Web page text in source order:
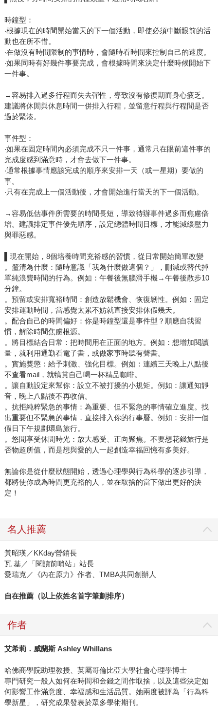
時鐘型：
‧根據現在的時間開始當天的下一個活動，即使必須中斷眼前的活
動也在所不惜。
‧在做沒有時間限制的事情時，會隨時看時間來控制自己的速度。
‧如果同時有好幾件事要完成，會根據時間來決定什麼時候開始下
一件事。
→容易排入過多行程而失去彈性，導致沒有修復期而身心疲乏。
建議將休閒與休息時間一併排入行程，並留意行程與行程間是否
過於緊湊。
事件型：
‧如果在固定時間內必須完成不只一件事，通常只在眼前這件事的
完成度感到滿意時，才會去做下一件事。
‧通常根據事情應該完成的順序來安排一天（或一星期）要做的
事。
‧只有在完成上一個活動後，才會開始進行當天的下一個活動。
→容易低估事件所需要的時間長短，導致待辦事件過多而焦慮倍
增。建議排定事件優先順序，設定總體時間目標，才能減緩壓力
與罪惡感。
▌現在開始，8個培養時間充裕感的習慣，從日常開始簡單改變
。釐清為什麼：隨時意識「我為什麼做這個？」，刪減或替代掉
單純浪費時間的行為。例如：午餐後無腦滑手機→午餐後散步10
分鐘。
。預留或安排寬裕時間：創造放鬆機會、恢復韌性。例如：固定
安排運動時間，當感覺太累不妨就直接安排休假幾天。
。配合自己的時間偏好：你是時鐘型還是事件型？順應自我習
慣，解除時間焦慮根源。
。將目標結合日常：把時間用在正面的地方。例如：想增加閱讀
量，就利用通勤看電子書，或做家事時聽有聲書。
。實施獎懲：給予刺激、強化目標。例如：連續三天晚上八點後
不查看mail，就犒賞自己喝一杯精品咖啡。
。讓自動設定來幫你：設立不被打擾的小規矩。例如：讓通知靜
音，晚上八點後不再收信。
。抗拒純粹緊急的事情：為重要、但不緊急的事情確立進度。找
出重要但不緊急的事情，直接排入你的行事曆。例如：安排一個
假日下午規劃環島旅行。
。悠閒享受休閒時光：放大感受、正向聚焦。不要想花錢旅行是
否物超所值，而是想與愛的人一起創造幸福回憶有多美好。
無論你是從什麼狀態開始，透過心理學與行為科學的逐步引導，
都將使你成為時間更充裕的人，並在取捨的當下做出更好的決
定！
名人推薦
黃昭瑛／KKday營銷長
瓦 基／「閱讀前哨站」站長
愛瑞克／《內在原力》作者、TMBA共同創辦人
自在推薦（以上依姓名首字筆劃排序）
作者
艾希莉．威蘭斯 Ashley Whillans
哈佛商學院助理教授、英屬哥倫比亞大學社會心理學博士
專門研究一般人如何在時間和金錢之間作取捨，以及這些決定如
何影響工作滿意度、幸福感和生活品質。她兩度被評為「行為科
學新星」，研究成果發表於眾多學術期刊。